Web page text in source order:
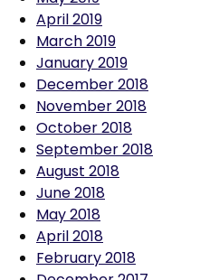
April 2019
March 2019
January 2019
December 2018
November 2018
October 2018
September 2018
August 2018
June 2018
May 2018
April 2018
February 2018